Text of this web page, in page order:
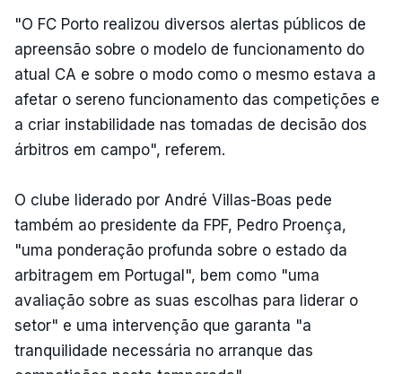
"O FC Porto realizou diversos alertas públicos de
apreensão sobre o modelo de funcionamento do
atual CA e sobre o modo como o mesmo estava a
afetar o sereno funcionamento das competições e
a criar instabilidade nas tomadas de decisão dos
árbitros em campo", referem.
O clube liderado por André Villas-Boas pede
também ao presidente da FPF, Pedro Proença,
"uma ponderação profunda sobre o estado da
arbitragem em Portugal", bem como "uma
avaliação sobre as suas escolhas para liderar o
setor" e uma intervenção que garanta "a
tranquilidade necessária no arranque das